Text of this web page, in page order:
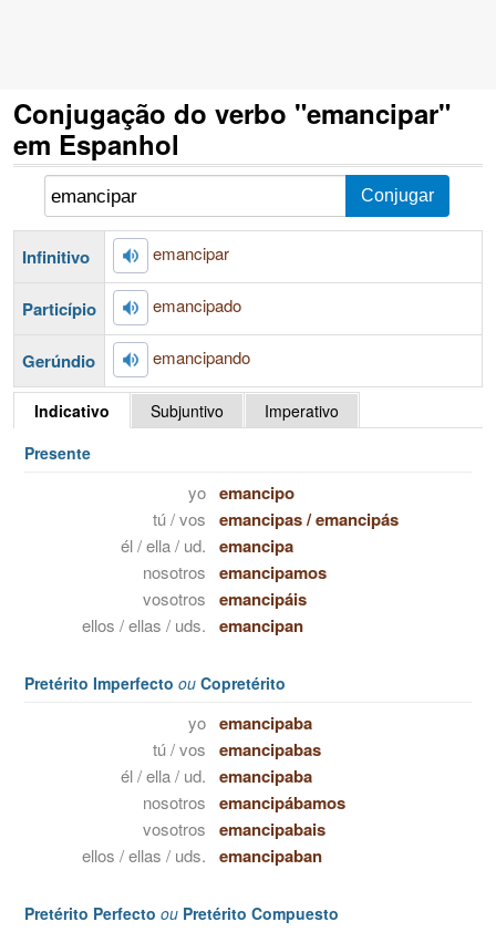
Conjugação do verbo "emancipar"
em Espanhol
Infinitivo emancipar
Particípio emancipado
Gerúndio emancipando
Indicativo Subjuntivo
Imperativo
Presente
yo emancipo
tú / vos emancipas/emancipás
él / ella / ud. emancipa
nosotros emancipamos
vosotros emancipáis
ellos / ellas / uds. emancipan
Pretérito Imperfecto ou Copretérito
yo emancipaba
tú / vos emancipabas
él / ella / ud. emancipaba
nosotros emancipábamos
vosotros emancipabais
ellos / ellas / uds. emancipaban
Pretérito Perfecto ou Pretérito Compuesto